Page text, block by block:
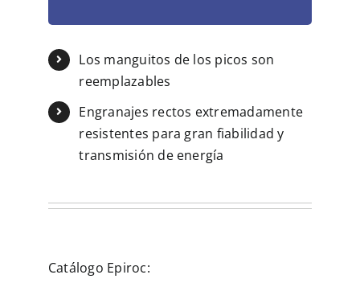
Los manguitos de los picos son
reemplazables
Engranajes rectos extremadamente
resistentes para gran fiabilidad y
transmisión de energía
Catálogo Epiroc: